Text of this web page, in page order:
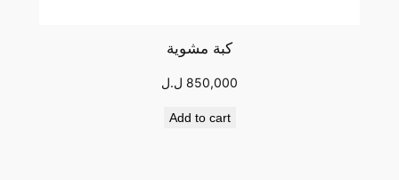
كبة مشوية
850,000 ل.ل
Add to cart